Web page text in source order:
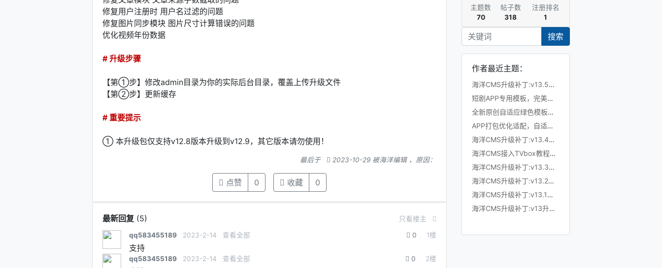
修复用户注册时 用户名过滤的问题
修复图片同步模块 图片尺寸计算错误的问题
优化视频年份数据
# 升级步骤
【第①步】修改admin目录为你的实际后台目录，覆盖上传升级文件
【第②步】更新缓存
# 重要提示
① 本升级包仅支持v12.8版本升级到v12.9，其它版本请勿使用！
最后于 2023-10-29 被海洋编辑 ，原因：
点赞 0 收藏 0
最新回复 (5) 只看楼主
qq583455189 2023-2-14 查看全部 0 1楼
支持
qq583455189 2023-2-14 查看全部 0 2楼
主题数
70
帖子数
318
注册排名
1
搜索
作者最近主题：
海洋CMS升级补丁:v13.5升级至v13.6
短剧APP专用模板，完美仿抖音竖屏短剧模板，滑动上下集，点赞收藏
全新原创自适应绿色模板，200K超小体积，加强版播放记录、搜索历史模块
APP打包优化适配，自适应粉色模板，小体积秒加载，模拟app动画效果，适合X
海洋CMS升级补丁:v13.4升级至v13.5
海洋CMS接入TVbox教程，完美适配TVbox，影视仓，OK影视等软件
海洋CMS升级补丁:v13.3升级至v13.4
海洋CMS升级补丁:v13.2升级至v13.3
海洋CMS升级补丁:v13.1升级至v13.2
海洋CMS升级补丁:v13升级至v13.1